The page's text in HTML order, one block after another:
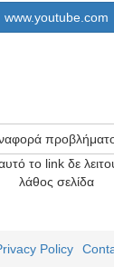
www.youtube.com
το link δε
λάθος σελίδα
Policy